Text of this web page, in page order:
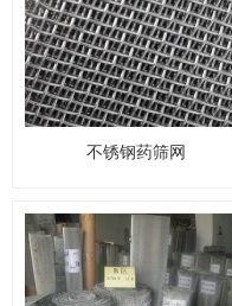
不锈钢药筛网